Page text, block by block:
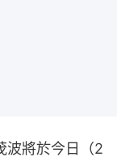
波將於今日（2